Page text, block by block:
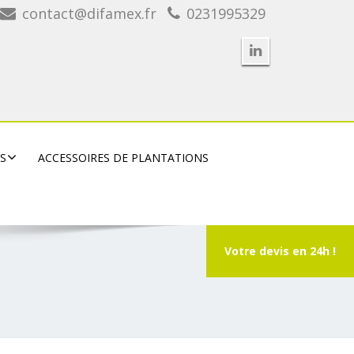
contact@difamex.fr 0231995329
ACCESSOIRES DE PLANTATIONS
Votre devis en 24h !